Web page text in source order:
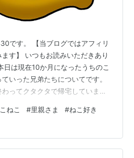
です。 【当ブログではアフィリ
す】 いつもお読みいただきあり
日は現在10か月になったうちのこ
いった兄弟たちについてです。
ってクタクタで帰宅しています
チビデビの里親さまより現状ご
月、定期的にご連絡いただけて
とにかくねこ好きなご家族で、
元うちのこたちは愛されている
こねこ #里親さま #ねこ好き